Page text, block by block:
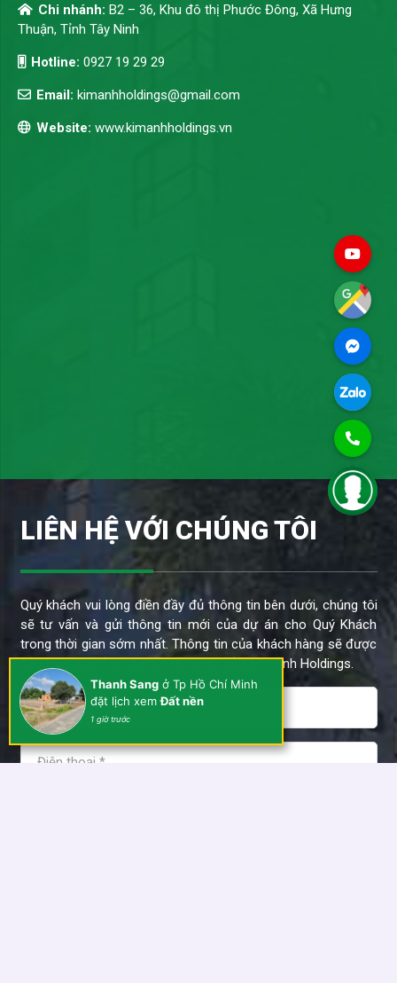
LIÊN HỆ VỚI CHÚNG TÔI
Quý khách vui lòng điền đầy đủ thông tin bên dưới, chúng tôi
sẽ tư vấn và gửi thông tin mới của dự án cho Quý Khách
trong thời gian sớm nhất. Thông tin của khách hàng sẽ được
bảo mật và chỉ sử dụng cho dự án của Kim Anh Holdings.
Chi nhánh: B2 – 36, Khu đô thị Phước Đông, Xã Hưng
Thuận, Tỉnh Tây Ninh
Hotline: 0927 19 29 29
Email: kimanhholdings@gmail.com
Website: www.kimanhholdings.vn
Thanh Sang ở Tp Hồ Chí Minh
đặt lịch xemĐất nền
1 giờ trước